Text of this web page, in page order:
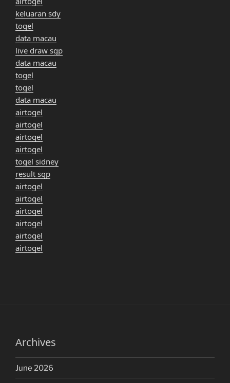
keluaran sdy
togel
data macau
live draw sgp
data macau
togel
togel
data macau
airtogel
airtogel
airtogel
airtogel
togel sidney
result sgp
airtogel
airtogel
airtogel
airtogel
airtogel
airtogel
Archives
June 2026